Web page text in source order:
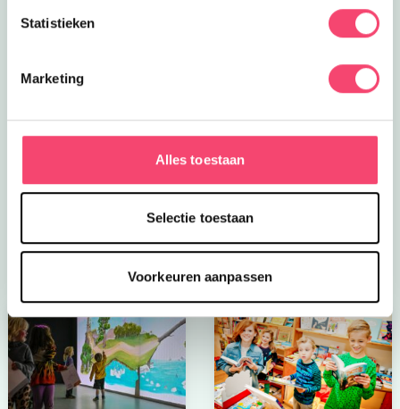
Statistieken
Marketing
Alles toestaan
Selectie toestaan
Voorkeuren aanpassen
Ontdek de leukste zomer gezin tips in en om Drenthe.
Van kidsproof festival tot verkoelende speeltuinen en
zwemplekken. Of ontdek een van de andere